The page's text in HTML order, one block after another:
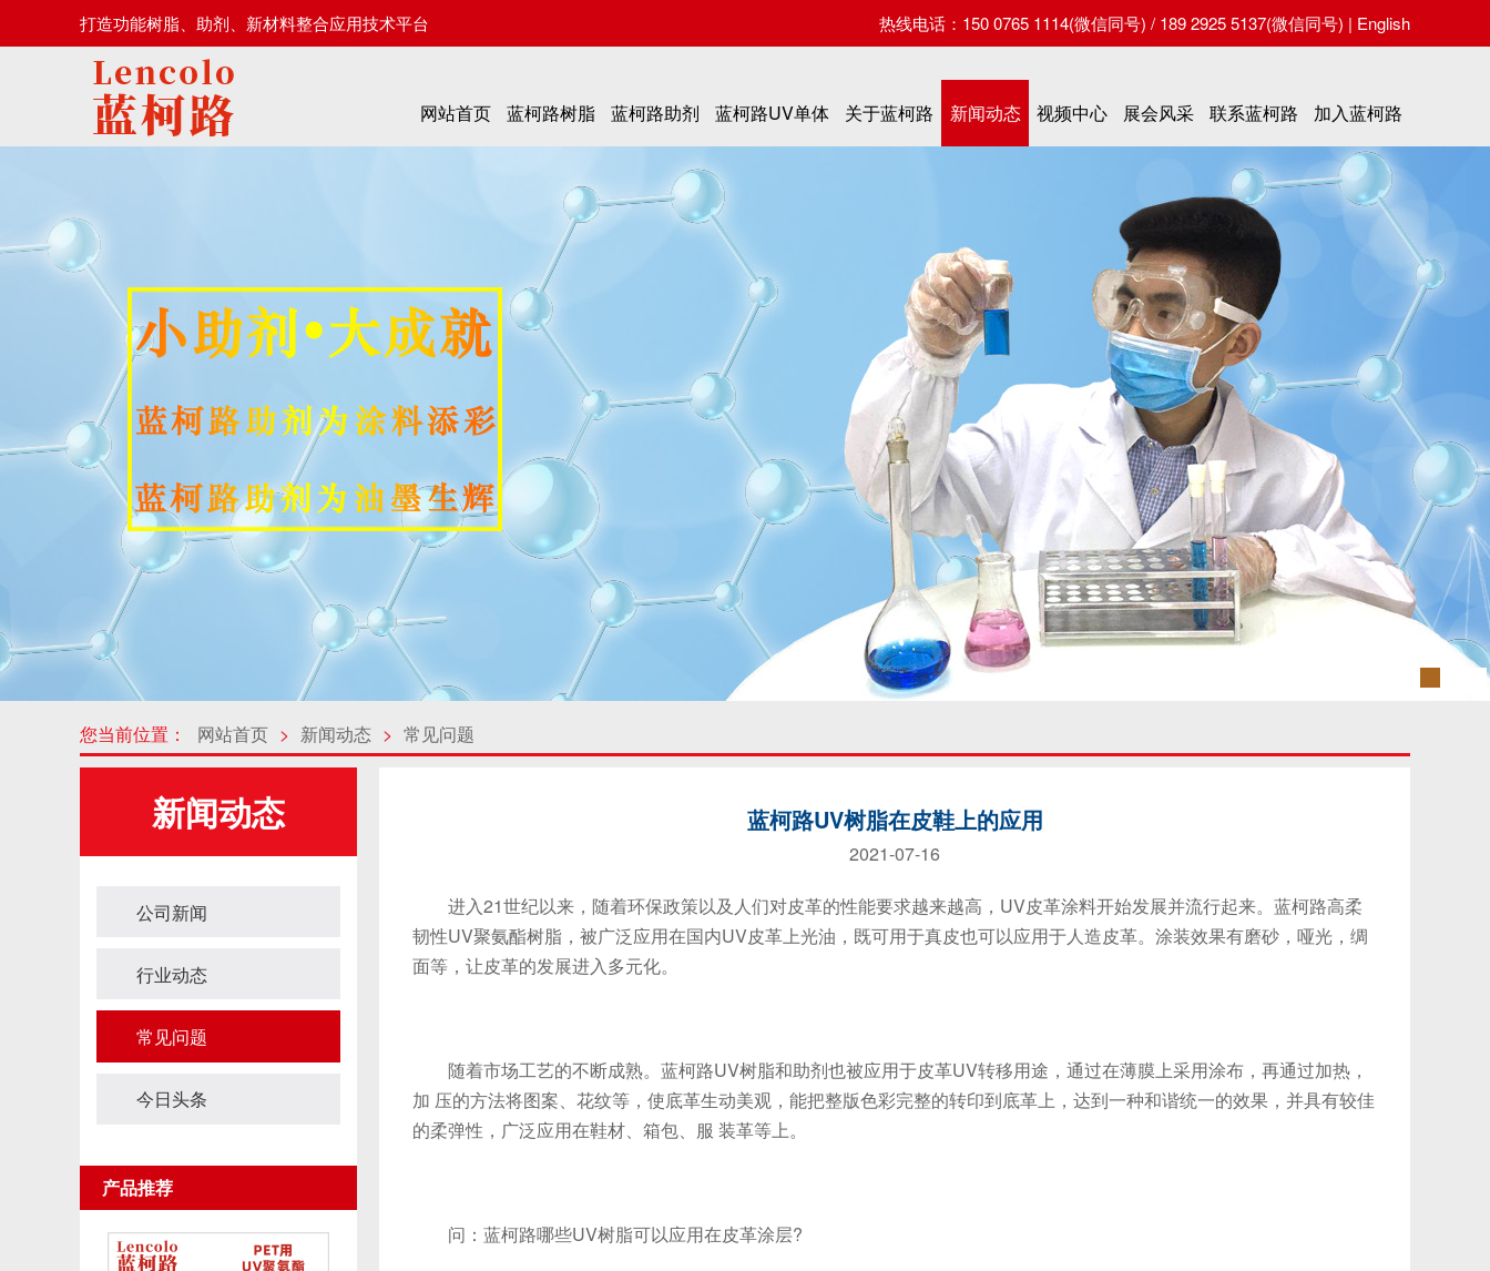
打造功能树脂、助剂、新材料整合应用技术平台 热线电话：150 0765 1114(微信同号) / 189 2925 5137(微信同号) | English
网站首页 蓝柯路树脂 蓝柯路助剂 蓝柯路UV单体 关于蓝柯路 新闻动态 视频中心 展会风采 联系蓝柯路 加入蓝柯路
您当前位置： 网站首页 > 新闻动态 > 常见问题
新闻动态
公司新闻
行业动态
常见问题
今日头条
产品推荐
蓝柯路UV树脂在皮鞋上的应用
2021-07-16
进入21世纪以来，随着环保政策以及人们对皮革的性能要求越来越高，UV皮革涂料开始发展并流行起来。蓝柯路高柔
韧性UV聚氨酯树脂，被广泛应用在国内UV皮革上光油，既可用于真皮也可以应用于人造皮革。涂装效果有磨砂，哑光，绸
面等，让皮革的发展进入多元化。
随着市场工艺的不断成熟。蓝柯路UV树脂和助剂也被应用于皮革UV转移用途，通过在薄膜上采用涂布，再通过加热，
加 压的方法将图案、花纹等，使底革生动美观，能把整版色彩完整的转印到底革上，达到一种和谐统一的效果，并具有较佳
的柔弹性，广泛应用在鞋材、箱包、服 装革等上。
问：蓝柯路哪些UV树脂可以应用在皮革涂层?